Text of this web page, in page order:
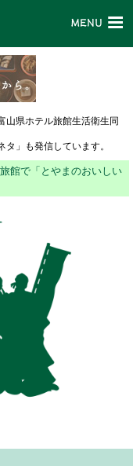
山県ホテル旅館生活衛生同
」も発信しています。
館で「とやまのおいしい